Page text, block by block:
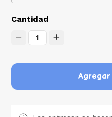
Cantidad
1